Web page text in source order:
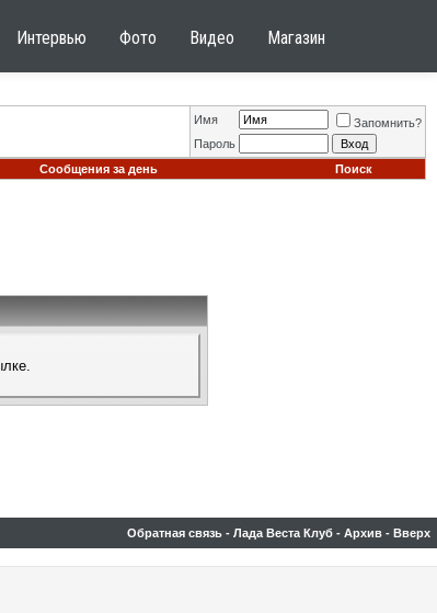
Интервью Фото Видео Магазин
Имя
Запомнить?
Пароль
Сообщения за день Поиск
Обратная связь - Лада Веста Клуб - Архив - Вверх